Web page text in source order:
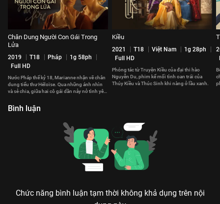
Chân Dung Người Con Gái Trong
Lửa
2019 T18 Pháp
1g 58ph
Full HD
Nước Pháp thế kỷ 18, Marianne nhận vẽ chân
dung tiểu thư Héloïse. Qua những ánh nhìn
và sẻ chia, giữa hai cô gái dần nảy nở tình yêu
Kiều
2021 T18 Việt Nam
1g 28ph
Full HD
Phóng tác từ Truyện Kiều của đại thi hào
Nguyễn Du, phim kể mối tình oan trái của
Thúy Kiều và Thúc Sinh khi nàng ở lầu xanh.
Bình luận
Chức năng bình luận tạm thời không khả dụng trên nội